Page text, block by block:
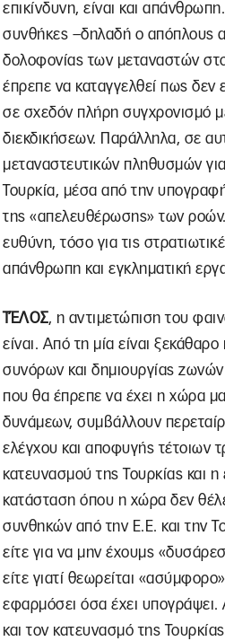
επικίνδυνη, είναι και
συνθήκες –δηλαδή ο απόπλους
δολοφονίας των μεταναστών
έπρεπε να καταγγελθεί πως δεν
σε σχεδόν πλήρη συγχρονισμό
διεκδικήσεων. Παράλληλα, σε
μεταναστευτικών πληθυσμών
Τουρκία, μέσα από την
της «απελευθέρωσης» των ροών.
ευθύνη, τόσο για τις
απάνθρωπη και εγκληματική
ΤΈΛΟΣ, η αντιμετώπιση του
είναι. Από τη μία είναι
συνόρων και δημιουργίας
που θα έπρεπε να έχει η χώρα
δυνάμεων, συμβάλλουν
ελέγχου και αποφυγής τέτοιων
κατευνασμού της Τουρκίας και
κατάσταση όπου η χώρα δεν
συνθηκών από την Ε.Ε. και την
είτε για να μην έχουμς
είτε γιατί θεωρείται
εφαρμόσει όσα έχει
και τον κατευνασμό της